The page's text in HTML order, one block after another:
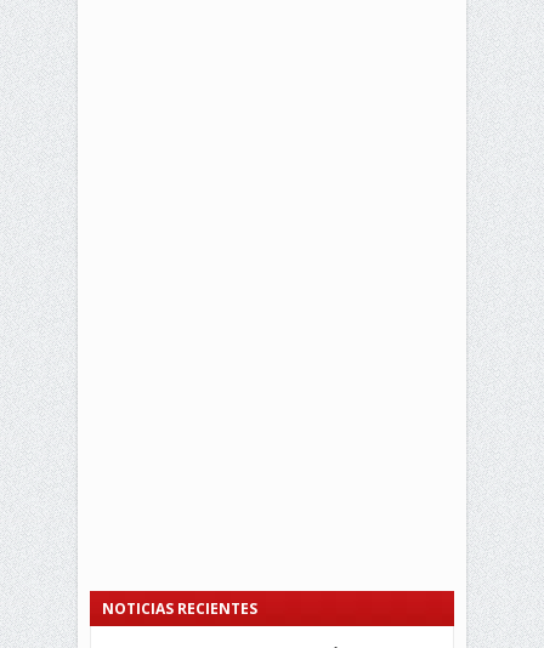
NOTICIAS RECIENTES